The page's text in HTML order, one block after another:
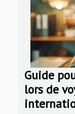
Guide
lors de